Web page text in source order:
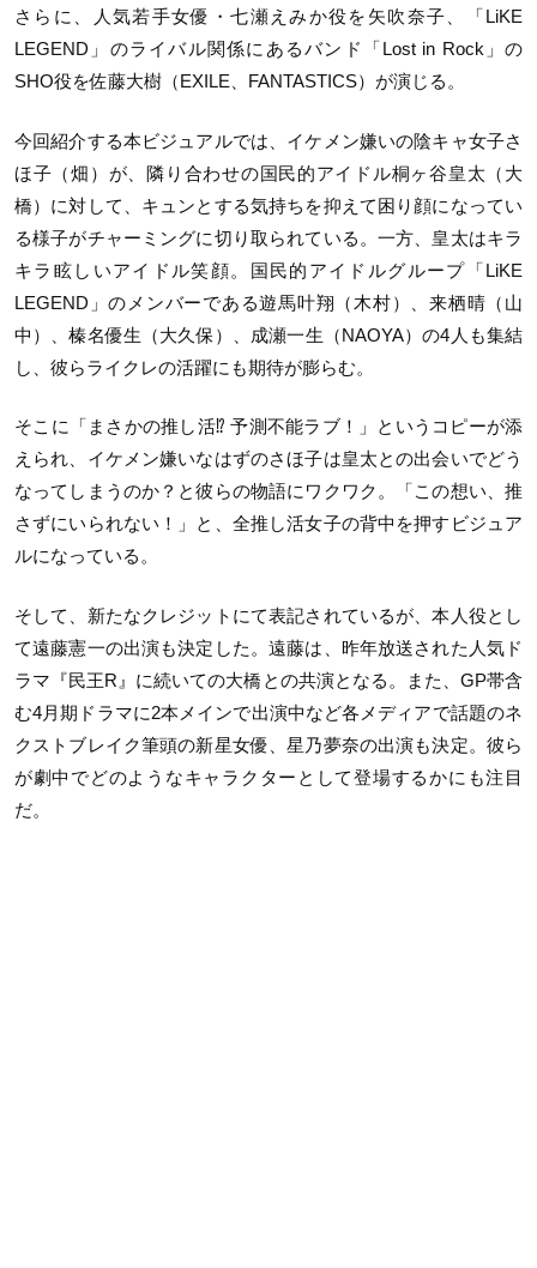
さらに、人気若手女優・七瀬えみか役を矢吹奈子、「LiKE
LEGEND」のライバル関係にあるバンド「Lost in Rock」の
SHO役を佐藤大樹（EXILE、FANTASTICS）が演じる。
今回紹介する本ビジュアルでは、イケメン嫌いの陰キャ女子さ
ほ子（畑）が、隣り合わせの国民的アイドル桐ヶ谷皇太（大
橋）に対して、キュンとする気持ちを抑えて困り顔になってい
る様子がチャーミングに切り取られている。一方、皇太はキラ
キラ眩しいアイドル笑顔。国民的アイドルグループ「LiKE
LEGEND」のメンバーである遊馬叶翔（木村）、来栖晴（山
中）、榛名優生（大久保）、成瀬一生（NAOYA）の4人も集結
し、彼らライクレの活躍にも期待が膨らむ。
そこに「まさかの推し活⁉ 予測不能ラブ！」というコピーが添
えられ、イケメン嫌いなはずのさほ子は皇太との出会いでどう
なってしまうのか？と彼らの物語にワクワク。「この想い、推
さずにいられない！」と、全推し活女子の背中を押すビジュア
ルになっている。
そして、新たなクレジットにて表記されているが、本人役とし
て遠藤憲一の出演も決定した。遠藤は、昨年放送された人気ド
ラマ『民王R』に続いての大橋との共演となる。また、GP帯含
む4月期ドラマに2本メインで出演中など各メディアで話題のネ
クストブレイク筆頭の新星女優、星乃夢奈の出演も決定。彼ら
が劇中でどのようなキャラクターとして登場するかにも注目
だ。